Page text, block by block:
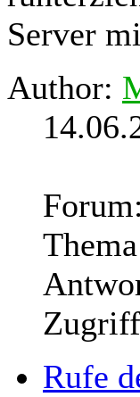
Server
Author:
Forum:
Rufe